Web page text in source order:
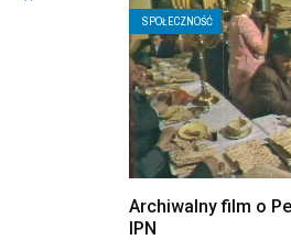
SPOŁECZNOŚĆ
Archiwalny film o
IPN